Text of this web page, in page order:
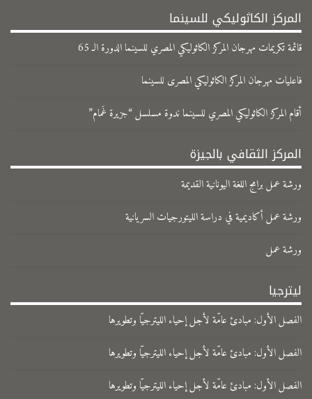
المركز الكاثوليكي للسينما
قائمة تكريمات مهرجان المركز الكاثوليكي المصري للسينما الدورة الـ 65
فاعليات مهرجان المركز الكاثوليكي المصرى للسينما
​أقام المركز الكاثوليكي المصري للسينما ندوة مسلسل “جزيرة غَمام”
المركز الثقافي بالجيزة
ورشة عمل برامج اللغة اليونانية القديمة
ورشة عمل أكاديمية في دراسة الليتورجيات السريانية
ورشة عمل
ليترجيا
الفصل الأول: مبادئ عامّة لأجل إحياء الليترجيّا وتطويرها
الفصل الأول: مبادئ عامّة لأجل إحياء الليترجيّا وتطويرها
الفصل الأول: مبادئ عامّة لأجل إحياء الليترجيّا وتطويرها